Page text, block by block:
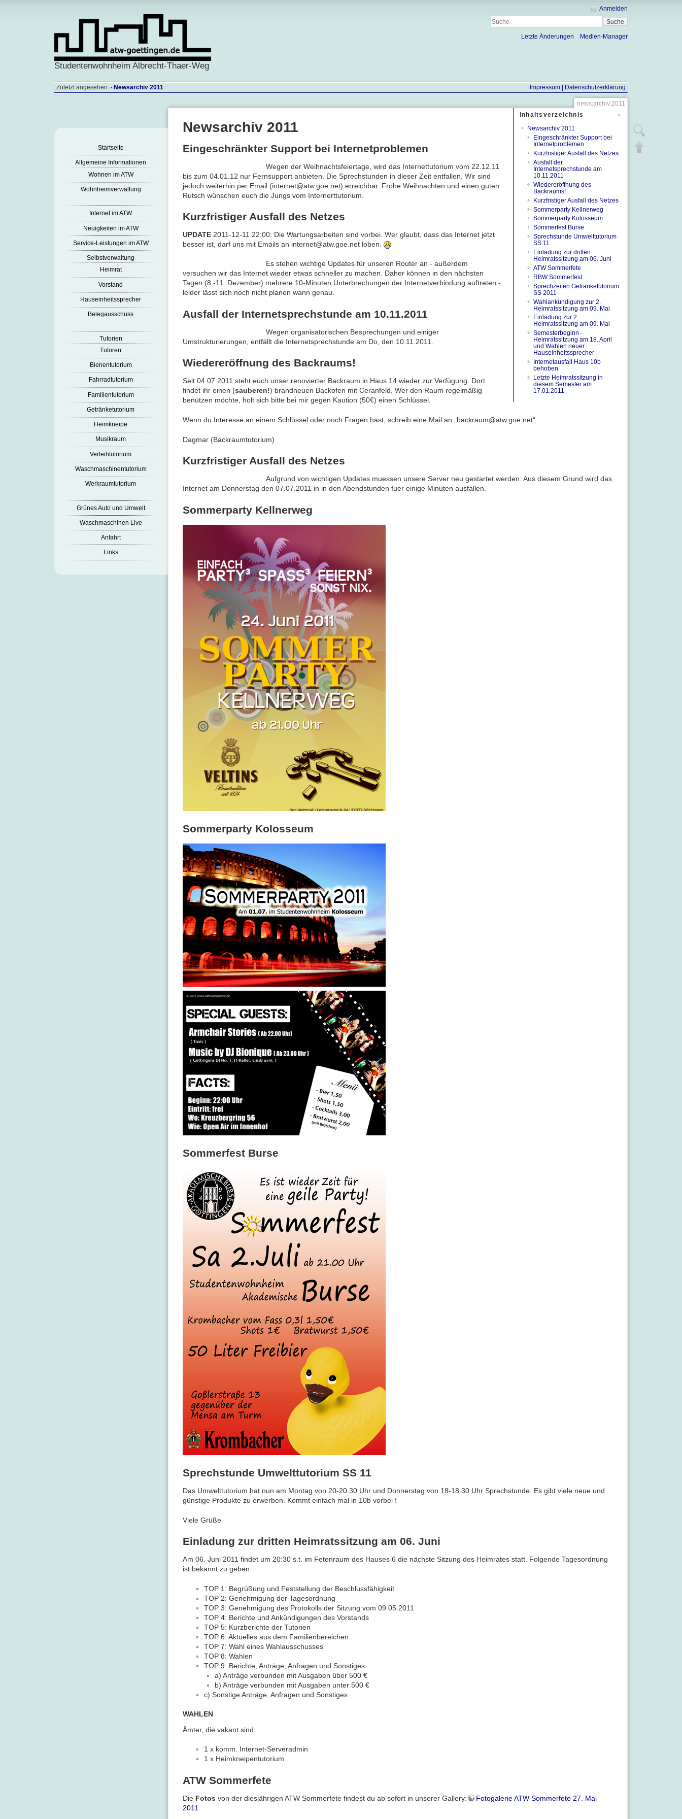
Studentenwohnheim Albrecht-Thaer-Weg
Anmelden
Suche
Letzte Änderungen Medien-Manager
Zuletzt angesehen: • Newsarchiv 2011 Datenschutzerklärung
Impressum |
Startseite
Allgemeine Informationen
Wohnen im ATW
Wohnheimverwaltung
Internet im ATW
Neuigkeiten im ATW
Service-Leistungen im ATW
Selbstverwaltung
Heimrat
Vorstand
Hauseinheitssprecher
Belegausschuss
Tutorien
Tutoren
Bienentutorium
Fahrradtutorium
Familientutorium
Getränketutorium
Heimkneipe
Musikraum
Verleihtutorium
Waschmaschinentutorium
Werkraumtutorium
Grünes Auto und Umwelt
Waschmaschinen Live
Anfahrt
Links
news:archiv:2011
Inhaltsverzeichnis
Newsarchiv 2011
Eingeschränkter Support bei
Internetproblemen
Kurzfristiger Ausfall des Netzes
Ausfall der
Internetsprechstunde am
10.11.2011
Wiedereröffnung des
Backraums!
Kurzfristiger Ausfall des Netzes
Sommerparty Kellnerweg
Sommerparty Kolosseum
Sommerfest Burse
Sprechstunde Umwelttutorium
SS 11
Einladung zur dritten
Heimratssitzung am 06. Juni
ATW Sommerfete
RBW Sommerfest
Sprechzeiten Getränketutorium
SS 2011
Wahlankündigung zur 2.
Heimratssitzung am 09. Mai
Einladung zur 2.
Heimratssitzung am 09. Mai
Semesterbeginn -
Heimratssitzung am 18. April
und Wahlen neuer
Hauseinheitssprecher
Internetausfall Haus 10b
behoben
Letzte Heimratssitzung in
diesem Semester am
17.01.2011
Newsarchiv 2011
Eingeschränkter Support bei Internetproblemen
Wegen der Weihnachtsfeiertage, wird das Internettutorium vom 22.12.11
bis zum 04.01.12 nur Fernsupport anbieten. Die Sprechstunden in dieser Zeit entfallen. Wir sind
jedoch weiterhin per Email (internet@atw.goe.net) erreichbar. Frohe Weihnachten und einen guten
Rutsch wünschen euch die Jungs vom Internerttutorium.
Kurzfristiger Ausfall des Netzes
UPDATE 2011-12-11 22:00: Die Wartungsarbeiten sind vorbei. Wer glaubt, dass das Internet jetzt
besser ist, darf uns mit Emails an internet@atw.goe.net loben.
Es stehen wichtige Updates für unseren Router an - außerdem
versuchen wir das Internet wieder etwas schneller zu machen. Daher können in den nächsten
Tagen (8.-11. Dezember) mehrere 10-Minuten Unterbrechungen der Internetverbindung auftreten -
leider lässt sich noch nicht planen wann genau.
Ausfall der Internetsprechstunde am 10.11.2011
Wegen organisatorischen Besprechungen und einiger
Umstrukturierungen, entfällt die Internetsprechstunde am Do, den 10.11.2011.
Wiedereröffnung des Backraums!
Seit 04.07.2011 steht euch unser renovierter Backraum in Haus 14 wieder zur Verfügung. Dort
findet ihr einen (sauberen!) brandneuen Backofen mit Ceranfeld. Wer den Raum regelmäßig
benützen möchte, holt sich bitte bei mir gegen Kaution (50€) einen Schlüssel.
Wenn du Interesse an einem Schlüssel oder noch Fragen hast, schreib eine Mail an „backraum@atw.goe.net“.
Dagmar (Backraumtutorium)
Kurzfristiger Ausfall des Netzes
Aufgrund von wichtigen Updates muessen unsere Server neu gestartet werden. Aus diesem Grund wird das
Internet am Donnerstag den 07.07.2011 in in den Abendstunden fuer einige Minuten ausfallen.
Sommerparty Kellnerweg
Sommerparty Kolosseum
Sommerfest Burse
Sprechstunde Umwelttutorium SS 11
Das Umwelttutorium hat nun am Montag von 20-20.30 Uhr und Donnerstag von 18-18.30 Uhr Sprechstunde. Es gibt viele neue und
günstige Produkte zu erwerben. Kommt einfach mal in 10b vorbei !
Viele Grüße
Einladung zur dritten Heimratssitzung am 06. Juni
Am 06. Juni 2011 findet um 20:30 s.t. im Fetenraum des Hauses 6 die nächste Sitzung des Heimrates statt. Folgende Tagesordnung
ist bekannt zu geben:
TOP 1: Begrüßung und Feststellung der Beschlussfähigkeit
TOP 2: Genehmigung der Tagesordnung
TOP 3: Genehmigung des Protokolls der Sitzung vom 09.05.2011
TOP 4: Berichte und Ankündigungen des Vorstands
TOP 5: Kurzberichte der Tutorien
TOP 6: Aktuelles aus dem Familienbereichen
TOP 7: Wahl eines Wahlausschusses
TOP 8: Wahlen
TOP 9: Berichte, Anträge, Anfragen und Sonstiges
a) Anträge verbunden mit Ausgaben über 500 €
b) Anträge verbunden mit Ausgaben unter 500 €
c) Sonstige Anträge, Anfragen und Sonstiges
WAHLEN
Ämter, die vakant sind:
1 x komm. Internet-Serveradmin
1 x Heimkneipentutorium
ATW Sommerfete
Die Fotos von der diesjährigen ATW Sommerfete findest du ab sofort in unserer Gallery:
Fotogalerie ATW Sommerfete 27. Mai
2011
Zeige Quelltext
Nach oben